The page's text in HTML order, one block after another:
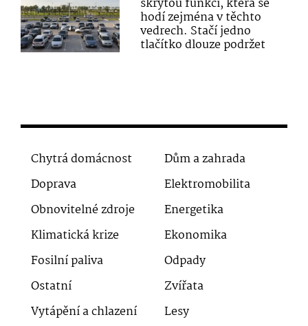
skrytou funkci, která se
hodí zejména v těchto
vedrech. Stačí jedno
tlačítko dlouze podržet
Chytrá domácnost
Dům a zahrada
Doprava
Elektromobilita
Obnovitelné zdroje
Energetika
Klimatická krize
Ekonomika
Fosilní paliva
Odpady
Ostatní
Zvířata
Vytápění a chlazení
Lesy